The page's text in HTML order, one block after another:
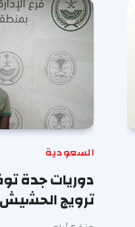
السعودية
دوريات جدة
ترويج الحشيش